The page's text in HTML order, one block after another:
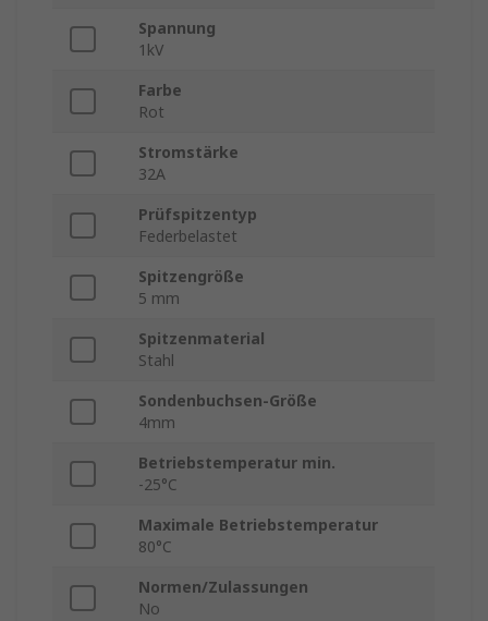
Spannung
1kV
Farbe
Rot
Stromstärke
32A
Prüfspitzentyp
Federbelastet
Spitzengröße
5 mm
Spitzenmaterial
Stahl
Sondenbuchsen-Größe
4mm
Betriebstemperatur min.
-25°C
Maximale Betriebstemperatur
80°C
Normen/Zulassungen
No